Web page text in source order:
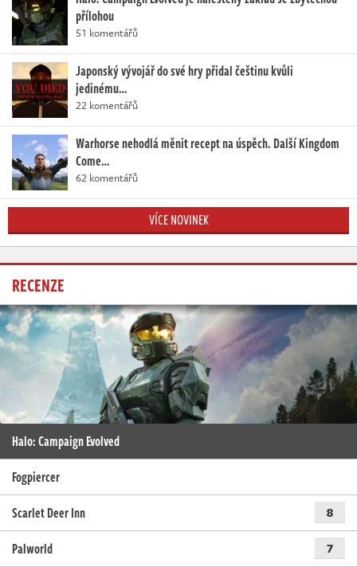
přílohou
51 komentářů
Japonský vývojář do své hry přidal češtinu kvůli
jedinému…
22 komentářů
Warhorse nehodlá měnit recept na úspěch. Další Kingdom
Come…
62 komentářů
VÍCE NOVINEK
RECENZE
Halo: Campaign Evolved
Fogpiercer
Scarlet Deer Inn
8
Palworld 7